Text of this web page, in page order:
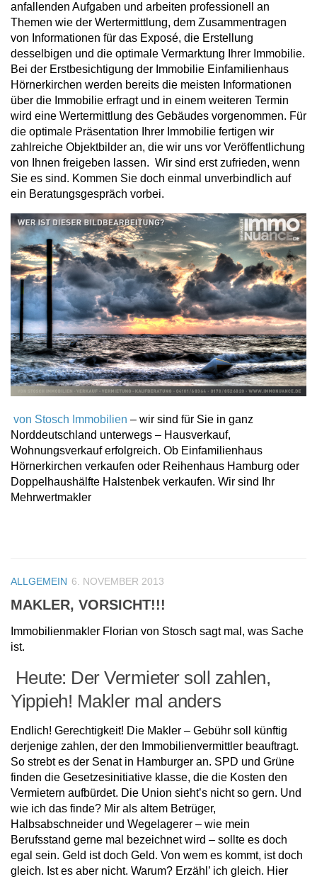
anfallenden Aufgaben und arbeiten professionell an
Themen wie der Wertermittlung, dem Zusammentragen
von Informationen für das Exposé, die Erstellung
desselbigen und die optimale Vermarktung Ihrer Immobilie.
Bei der Erstbesichtigung der Immobilie Einfamilienhaus
Hörnerkirchen werden bereits die meisten Informationen
über die Immobilie erfragt und in einem weiteren Termin
wird eine Wertermittlung des Gebäudes vorgenommen. Für
die optimale Präsentation Ihrer Immobilie fertigen wir
zahlreiche Objektbilder an, die wir uns vor Veröffentlichung
von Ihnen freigeben lassen. Wir sind erst zufrieden, wenn
Sie es sind. Kommen Sie doch einmal unverbindlich auf
ein Beratungsgespräch vorbei.
von Stosch Immobilien – wir sind für Sie in ganz
Norddeutschland unterwegs – Hausverkauf,
Wohnungsverkauf erfolgreich. Ob Einfamilienhaus
Hörnerkirchen verkaufen oder Reihenhaus Hamburg oder
Doppelhaushälfte Halstenbek verkaufen. Wir sind Ihr
Mehrwertmakler
ALLGEMEIN 6. NOVEMBER 2013
MAKLER, VORSICHT!!!
Immobilienmakler Florian von Stosch sagt mal, was Sache
ist.
Heute: Der Vermieter soll zahlen,
Yippieh! Makler mal anders
Endlich! Gerechtigkeit! Die Makler – Gebühr soll künftig
derjenige zahlen, der den Immobilienvermittler beauftragt.
So strebt es der Senat in Hamburger an. SPD und Grüne
finden die Gesetzesinitiative klasse, die die Kosten den
Vermietern aufbürdet. Die Union sieht’s nicht so gern. Und
wie ich das finde? Mir als altem Betrüger,
Halbsabschneider und Wegelagerer – wie mein
Berufsstand gerne mal bezeichnet wird – sollte es doch
egal sein. Geld ist doch Geld. Von wem es kommt, ist doch
gleich. Ist es aber nicht. Warum? Erzähl’ ich gleich. Hier